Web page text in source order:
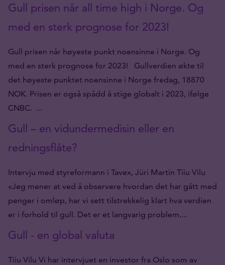
Gull prisen når all time high i Norge. Og
med en sterk prognose for 2023!
Gull prisen når høyeste punkt noensinne i Norge. Og
med en sterk prognose for 2023! Gullverdien økte til
det høyeste punktet noensinne i Norge fredag, 18870
NOK. Prisen er også spådd å stige globalt i 2023, ifølge
CNBC. ...
Gull – en vidundermedisin eller en
redningsflåte?
Intervju med styreformann i Tavex, Jüri Martin Tiiu Vilu
«Jeg mener at ved å observere hvordan det har gått med
penger i omløp, har vi sett tilstrekkelig klart hva verdien
er i forhold til gull. Det er et langvarig problem....
Gull - en global valuta
Tiiu Vilu Vi har intervjuet en investor fra Oslo som av